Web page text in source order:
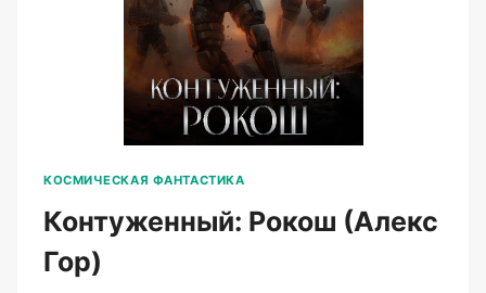
КОСМИЧЕСКАЯ ФАНТАСТИКА
Контуженный: Рокош (Алекс
Гор)